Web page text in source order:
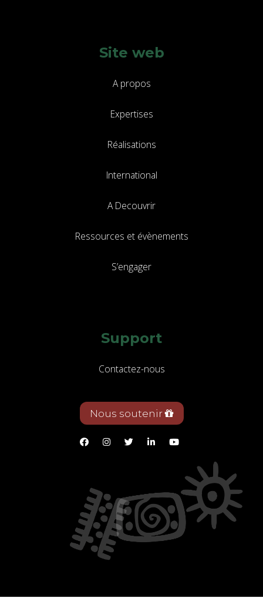
Site web
A propos
Expertises
Réalisations
International
A Decouvrir
Ressources et évènements
S’engager
Support
Contactez-nous
Nous soutenir